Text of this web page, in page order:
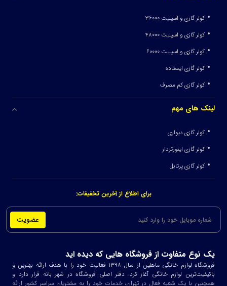
کولر گازی و اسپلیت 36000
کولر گازی و اسپلیت 48000
کولر گازی و اسپلیت 60000
کولر گازی ایستاده
کولر گازی کم مصرف
لینک های مهم
کولر گازی دیواری
کولر گازی اینورتردار
کولر گازی پرتابل
برای اطلاع از آخرین تخفیفات:
عضویت
یک نوع متفاوت از فروشگاه هایی که دیده اید
فروشگاه لوازم خانگی ماهلین از سال ۱۳۹۸ فعالیت خود را با هدف ارائه بهترین و
باکیفیت‌ترین لوازم خانگی آغاز کرد. دفتر اصلی فروشگاه در شهر بانه قرار دارد و
همچنین با یک شعبه فعال در تهران، خدمات خود را به مشتریان سراسر کشور ارائه